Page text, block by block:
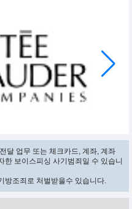
달 업무 또는 체크카드, 계좌, 계좌
보이스피싱 사기범죄일 수 있습니
방조죄로 처벌받을수 있습니다.